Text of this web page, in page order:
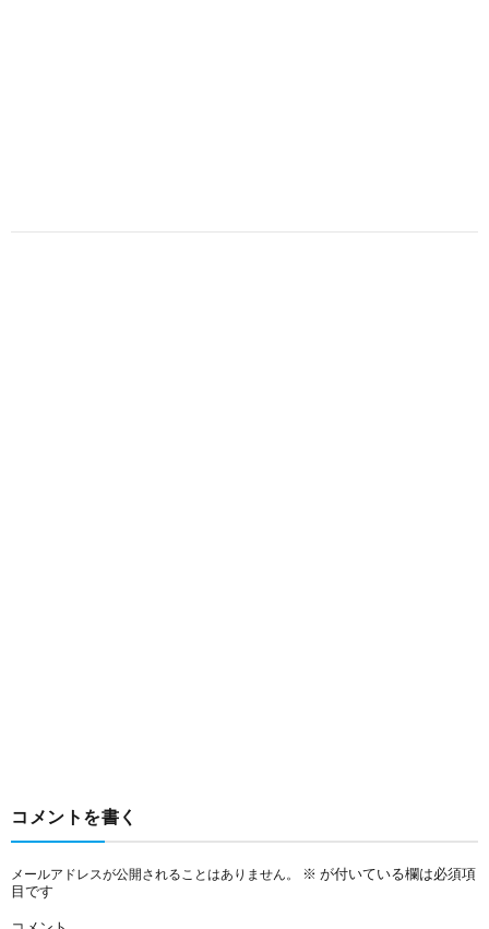
コメントを書く
メールアドレスが公開されることはありません。 ※ が付いている欄は必須項
目です